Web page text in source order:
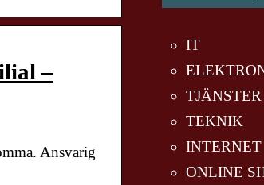
–
Ansvarig
IT
TJÄNSTER
TEKNIK
INTERNET
ONLINE